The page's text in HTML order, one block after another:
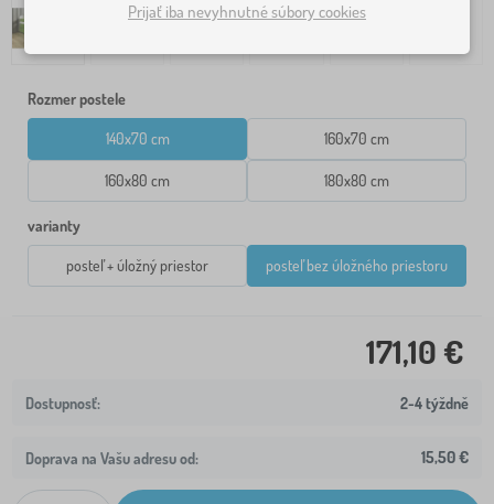
Rozmer postele
140x70 cm 160x70 cm
160x80 cm 180x80 cm
varianty
posteľ + úložný priestor posteľ bez úložného priestoru
171,10 €
2-4 týždně
Doprava na Vašu adresu od: 15,50 €
Prijať iba nevyhnutné súbory cookies